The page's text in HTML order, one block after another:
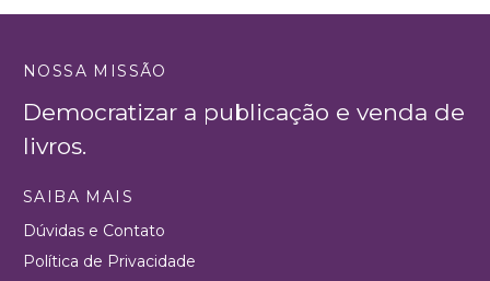
NOSSA MISSÃO
Democratizar a publicação e venda de
livros.
SAIBA MAIS
Dúvidas e Contato
Política de Privacidade